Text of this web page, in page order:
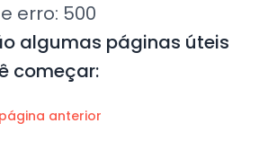
erro: 500
algumas páginas úteis
começar:
anterior